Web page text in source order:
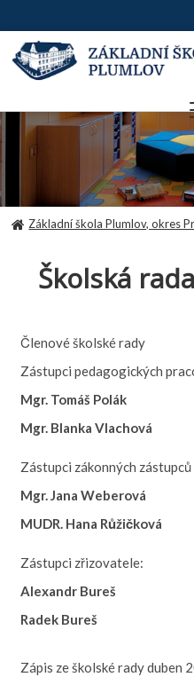
to
content
Základní škola Plumlov, okres
Školská rada
Členové školské rady
Zástupci pedagogických
Mgr. Tomáš Polák
Mgr. Blanka Vlachová
Zástupci zákonných zástupců
Mgr. Jana Weberová
MUDR. Hana Růžičková
Zástupci zřizovatele:
Alexandr Bureš
Radek Bureš
Zápis ze školské rady duben